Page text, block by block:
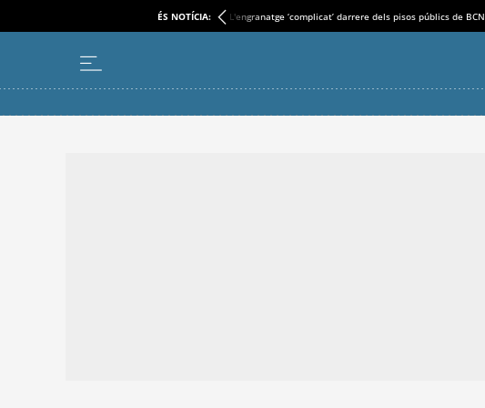
ÉS NOTÍCIA: L'engranatge ‘complicat’ darrere dels pisos públics de BCN